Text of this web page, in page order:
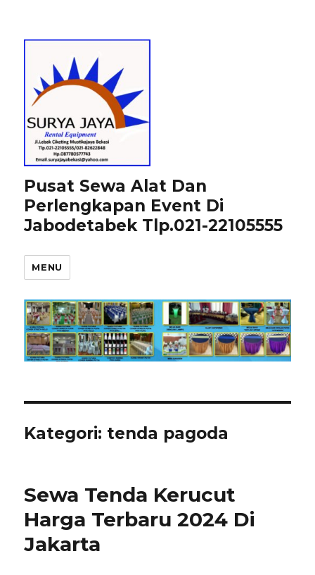
Pusat Sewa Alat Dan
Perlengkapan Event Di
Jabodetabek Tlp.021-22105555
MENU
Kategori: tenda pagoda
Sewa Tenda Kerucut
Harga Terbaru 2024 Di
Jakarta